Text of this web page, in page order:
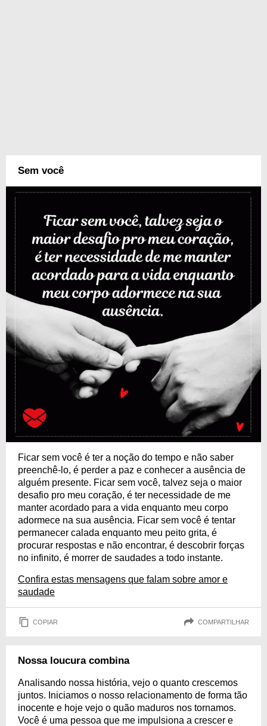
Sem você
Ficar sem você é ter a noção do tempo e não saber
preenchê-lo, é perder a paz e conhecer a ausência de
alguém presente. Ficar sem você, talvez seja o maior
desafio pro meu coração, é ter necessidade de me
manter acordado para a vida enquanto meu corpo
adormece na sua ausência. Ficar sem você é tentar
permanecer calada enquanto meu peito grita, é
procurar respostas e não encontrar, é descobrir forças
no infinito, é morrer de saudades a todo instante.
Confira estas mensagens que falam sobre amor e
saudade
COPIAR COMPARTILHAR
Nossa loucura combina
Analisando nossa história, vejo o quanto crescemos
juntos. Iniciamos o nosso relacionamento de forma tão
inocente e hoje vejo o quão maduros nos tornamos.
Você é uma pessoa que me impulsiona a crescer e